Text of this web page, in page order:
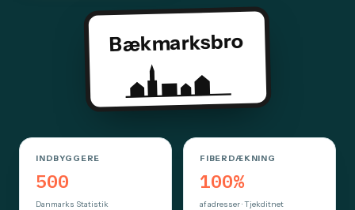
Bækmarksbro
INDBYGGERE
500
Danmarks Statistik
FIBERDÆKNING
100%
af adresser · Tjekditnet